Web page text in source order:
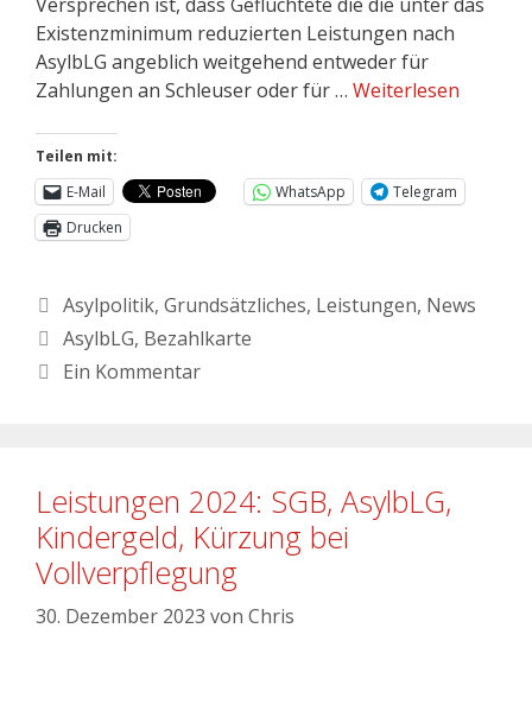
Existenzminimum reduzierten Leistungen nach
AsylbLG angeblich weitgehend entweder für
Zahlungen an Schleuser oder für … Weiterlesen
Teilen mit:
E-Mail
WhatsApp
Telegram
Drucken
Asylpolitik, Grundsätzliches, Leistungen, News
AsylbLG, Bezahlkarte
Ein Kommentar
Leistungen 2024: SGB, AsylbLG,
Kindergeld, Kürzung bei
Vollverpflegung
30. Dezember 2023 von Chris